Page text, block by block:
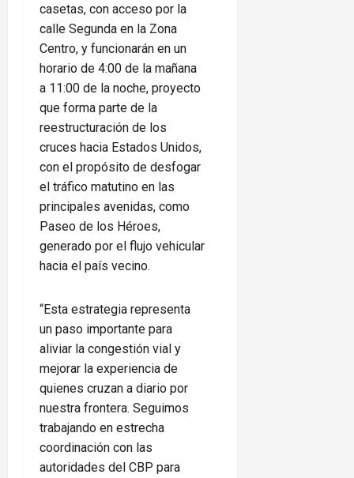
casetas, con acceso por la
calle Segunda en la Zona
Centro, y funcionarán en un
horario de 4:00 de la mañana
a 11:00 de la noche, proyecto
que forma parte de la
reestructuración de los
cruces hacia Estados Unidos,
con el propósito de desfogar
el tráfico matutino en las
principales avenidas, como
Paseo de los Héroes,
generado por el flujo vehicular
hacia el país vecino.
“Esta estrategia representa
un paso importante para
aliviar la congestión vial y
mejorar la experiencia de
quienes cruzan a diario por
nuestra frontera. Seguimos
trabajando en estrecha
coordinación con las
autoridades del CBP para